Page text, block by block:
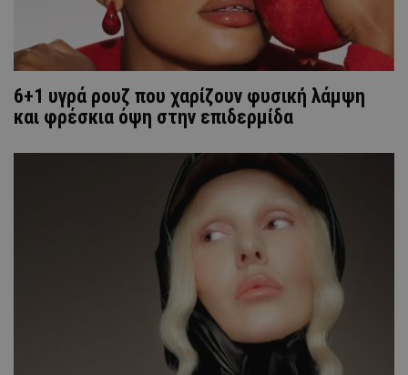
6+1 υγρά ρουζ που χαρίζουν φυσική λάμψη
και φρέσκια όψη στην επιδερμίδα